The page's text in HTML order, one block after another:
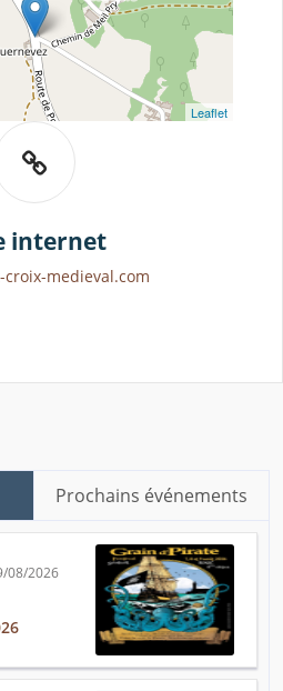
Leaflet
internet
medieval.com
Prochains événements
08/2026